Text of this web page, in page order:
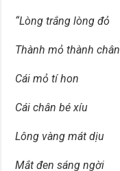
“Lòng trắng lòng đỏ
Thành mỏ thành chân
Cái mỏ tí hon
Cái chân bé xíu
Lông vàng mát dịu
Mắt đen sáng ngời